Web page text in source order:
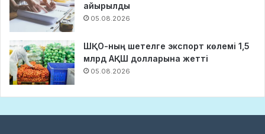
айырылды
05.08.2026
ШҚО-ның шетелге экспорт көлемі 1,5
млрд АҚШ долларына жетті
05.08.2026